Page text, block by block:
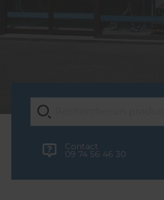
Contact
09 74 56 46 30